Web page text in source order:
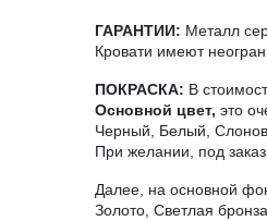
ГАРАНТИИ: Металл
Кровати имеют
ПОКРАСКА: В
Основной цвет, это
Черный, Белый,
При желании, под
Далее, на основной
Золото, Светлая